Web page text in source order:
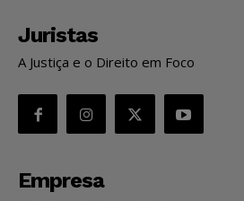
Juristas
A Justiça e o Direito em Foco
Empresa